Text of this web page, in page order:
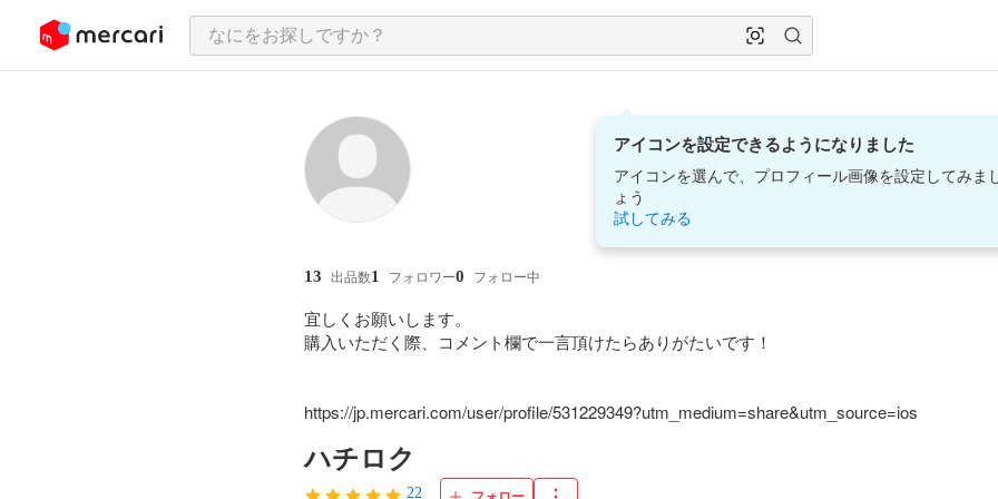
ツにスキップ
アイコンを設定できるようになりました
アイコンを選んで、プロフィール画像を設定してみま
ょう
試してみる
ハチロク
22
13 出品数1 フォロワー0 フォロー中
宜しくお願いします。
購入いただく際、コメント欄で一言頂けたらありがたいです！
https://jp.mercari.com/user/profile/531229349?utm_medium=share&utm_source=ios